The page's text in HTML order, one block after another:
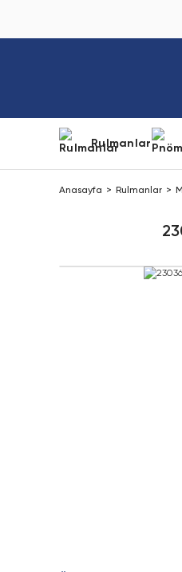
Rulmanlar
Anasayfa Rulmanlar